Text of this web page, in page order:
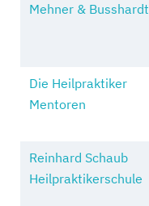
Mehner & Busshardt
Die Heilpraktiker
Mentoren
Reinhard Schaub
Heilpraktikerschule